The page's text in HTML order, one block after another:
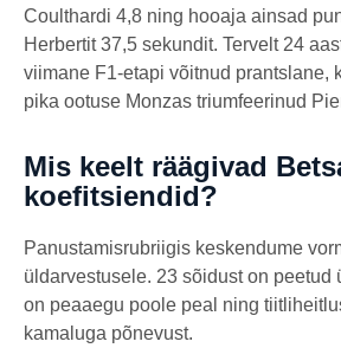
Coulthardi 4,8 ning hooaja ainsad
Herbertit 37,5 sekundit. Tervelt 24
viimane F1-etapi võitnud prantslane,
pika ootuse Monzas triumfeerinud
Mis keelt räägivad
koefitsiendid?
Panustamisrubriigis keskendume
üldarvestusele. 23 sõidust on peetud
on peaaegu poole peal ning
kamaluga põnevust.